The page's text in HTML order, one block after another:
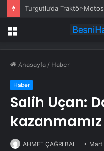
Turgutlu’da Traktör-
Menü
Anasayfa / Haber
Haber
Salih Uçan:
AHMET ÇAĞRI BAL Mart